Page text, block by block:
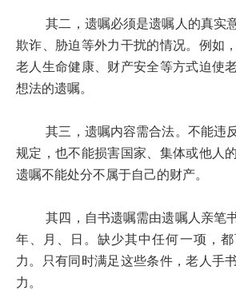
其二，遗嘱必须是遗嘱人的真实意
欺诈、胁迫等外力干扰的情况。例如
老人生命健康、财产安全等方式迫使
想法的遗嘱。
其三，遗嘱内容需合法。不能违反
规定，也不能损害国家、集体或他人
遗嘱不能处分不属于自己的财产。
其四，自书遗嘱需由遗嘱人亲笔书
年、月、日。缺少其中任何一项，
力。只有同时满足这些条件，老人手
力。